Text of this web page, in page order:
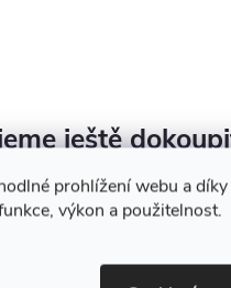
prohlížení webu a díky
výkon a použitelnost.
ještě